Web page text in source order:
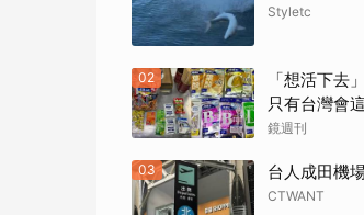
Styletc
02
「想活下
只有台灣會
鏡週刊
03 台人成田機
CTWANT